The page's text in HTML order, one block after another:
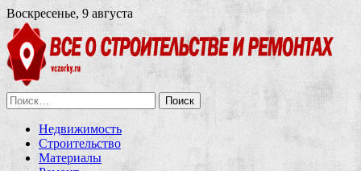
Воскресенье, 9 августа
Найти:
Недвижимость
Строительство
Материалы